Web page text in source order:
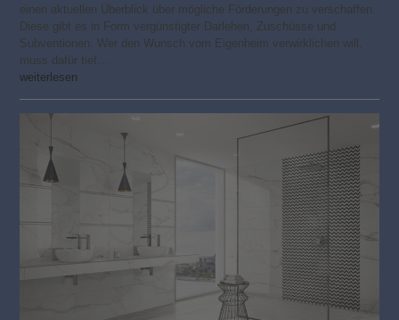
einen aktuellen Überblick über mögliche Förderungen zu verschaffen.
Diese gibt es in Form vergünstigter Darlehen, Zuschüsse und
Subventionen. Wer den Wunsch vom Eigenheim verwirklichen will,
muss dafür tief…
weiterlesen